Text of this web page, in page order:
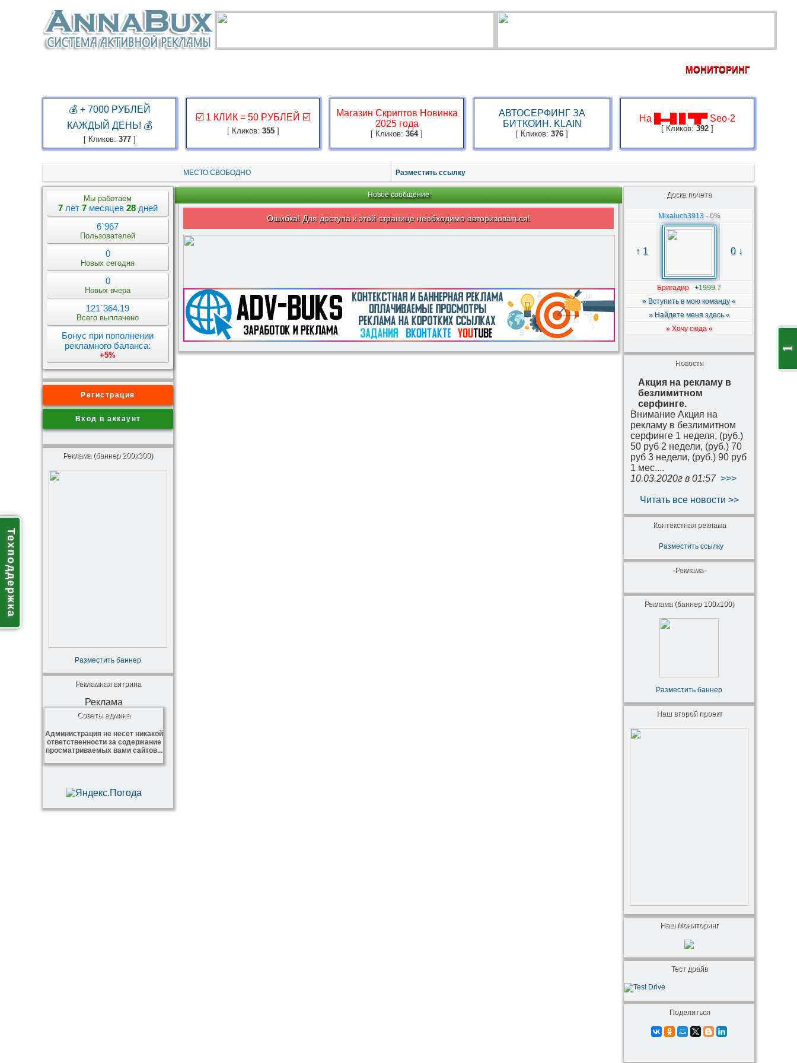
МОНИТОРИНГ
💰 + 7000 РУБЛЕЙ
КАЖДЫЙ ДЕНЬ! 💰
[ Кликов: 377]
☑️ 1 КЛИК = 50 РУБЛЕЙ ☑️
[ Кликов: 355]
Магазин Скриптов Новинка
2025 года
[ Кликов: 364]
АВТОСЕРФИНГ ЗА
БИТКОИН. KLAIN
[ Кликов: 376 ]
На █▬█ █ ▀█▀ Seo-2
[ Кликов: 392 ]
МЕСТО СВОБОДНО Разместить ссылку
Мы работаем
7лет 7месяцев 28дней
6`967
Пользователей
0
Новых сегодня
0
Новых вчера
121`364.19
Всего выплачено
Бонус при пополнении
рекламного баланса:
+5%
Регистрация
Вход в аккаунт
Реклама (баннер 200x300)
Разместить баннер
Рекламная витрина
Реклама
Советы админа
Администрация не несет никакой
ответственности за содержание
просматриваемых вами сайтов...
Доска почета
Mixaluch3913- 0%
↑ 1 0 ↓
Бригадир +1999.7
» Вступить в мою команду «
» Найдете меня здесь «
» Хочу сюда «
Новости
Акция на рекламу в
безлимитном
серфинге.
Внимание Акция на
рекламу в безлимитном
серфинге 1 неделя, (руб.)
50 руб 2 недели, (руб.) 70
руб 3 недели, (руб.) 90 руб
1 мес....
10.03.2020г в 01:57 >>>
Читать все новости >>
Контекстная реклама
Разместить ссылку
-Реклама-
Реклама (баннер 100x100)
Разместить баннер
Наш второй проект
Наш Мониторинг
Тест драйв
Поделиться
Новое сообщение
Ошибка! Для доступа к этой странице необходимо авторизоваться!
1
Техподдержка